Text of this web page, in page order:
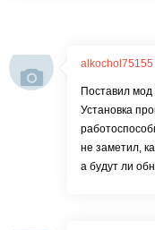
alkochol75155
Поставил мод
Установка
не заметил,
а будут ли